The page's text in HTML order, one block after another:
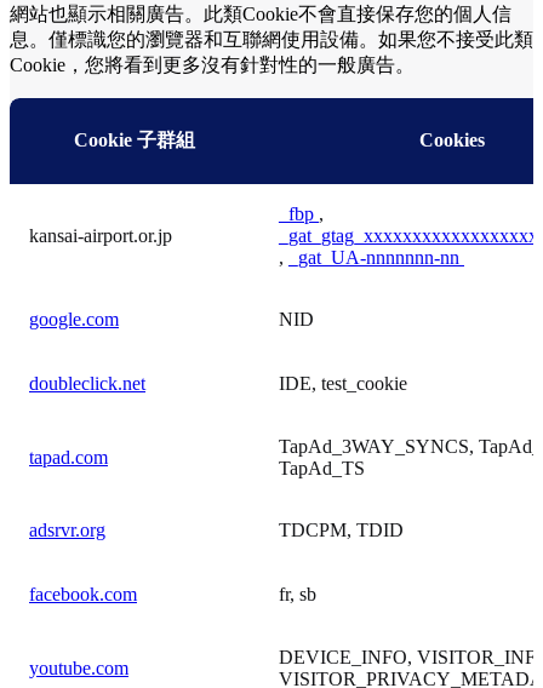
網站也顯示相關廣告。此類Cookie不會直接保存您的個人信
息。僅標識您的瀏覽器和互聯網使用設備。如果您不接受此類
Cookie，您將看到更多沒有針對性的一般廣告。
Cookie 子群組 Cookies
kansai-airport.or.jp
_fbp ,
,
_gat_UA-nnnnnnn-nn
google.com NID
doubleclick.net IDE, test_cookie
tapad.com
TapAd_3WAY_SYNCS,
TapAd_TS
adsrvr.org TDCPM, TDID
facebook.com fr, sb
youtube.com
DEVICE_INFO,